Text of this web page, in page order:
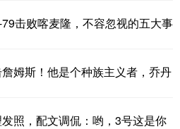
击败喀麦隆，不容忽视的五大事
姆斯！他是个种族主义者，乔丹
照，配文调侃：哟，3号这是你